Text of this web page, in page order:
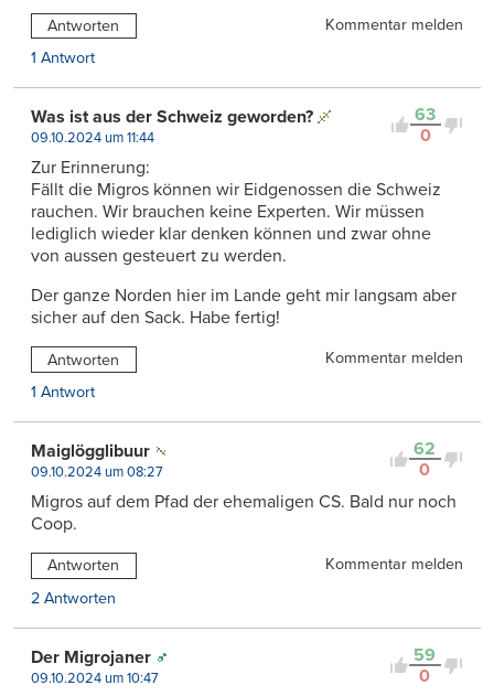
Antworten
Kommentar melden
1 Antwort
63
0
Was ist aus der Schweiz geworden?
09.10.2024 um 11:44
Zur Erinnerung:
Fällt die Migros können wir Eidgenossen die Schweiz
rauchen. Wir brauchen keine Experten. Wir müssen
lediglich wieder klar denken können und zwar ohne
von aussen gesteuert zu werden.
Der ganze Norden hier im Lande geht mir langsam aber
sicher auf den Sack. Habe fertig!
Antworten
Kommentar melden
1 Antwort
62
0
Maiglögglibuur
09.10.2024 um 08:27
Migros auf dem Pfad der ehemaligen CS. Bald nur noch
Coop.
Antworten
Kommentar melden
2 Antworten
59
0
Der Migrojaner
09.10.2024 um 10:47